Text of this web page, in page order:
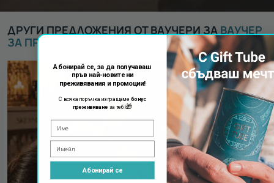
ДРУГИ ПРЕДЛОЖЕНИЯ ОТ ВАУЧЕРИ ЗАВАУЧЕР
ЗА ПРЕЖИВЯВАНЕ
Абонирай се, за да получаваш
пръв най-новите ни
преживявания и промоции!
С всяка поръчка изпращаме бонус
преживяванеза теб!🎁
Абонирай се